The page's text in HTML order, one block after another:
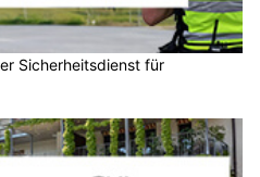
Sicherheitsdienst für